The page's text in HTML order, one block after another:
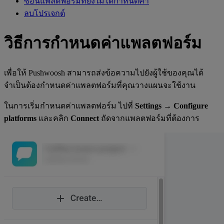
ลบโปรเจกต์
วิธีการกำหนดค่าแพลตฟอร์ม
เพื่อให้ Pushwoosh สามารถส่งข้อความไปยังผู้ใช้ของคุณได้
จำเป็นต้องกำหนดค่าแพลตฟอร์มที่คุณวางแผนจะใช้งาน
ในการเริ่มกำหนดค่าแพลตฟอร์ม ไปที่ Settings → Configure
platforms และคลิก Connect ถัดจากแพลตฟอร์มที่ต้องการ